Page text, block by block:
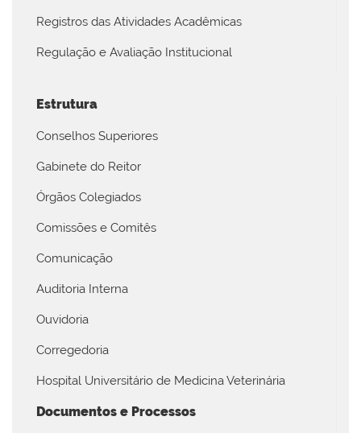
Registros das Atividades Acadêmicas
Regulação e Avaliação Institucional
Estrutura
Conselhos Superiores
Gabinete do Reitor
Órgãos Colegiados
Comissões e Comitês
Comunicação
Auditoria Interna
Ouvidoria
Corregedoria
Hospital Universitário de Medicina Veterinária
Documentos e Processos